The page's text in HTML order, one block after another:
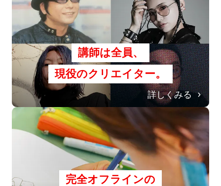
講師は全員、
現役のクリエイター。
詳しくみる
完全オフラインの